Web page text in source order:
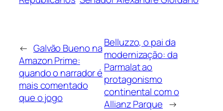
← Galvão Bueno na
Amazon Prime:
quando o narrador é
mais comentado
que o jogo
Belluzzo, o pai da
modernização: da
Parmalat ao
protagonismo
continental com o
Allianz Parque →